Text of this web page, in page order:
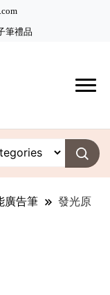
筆禮品
廣告筆
發光原